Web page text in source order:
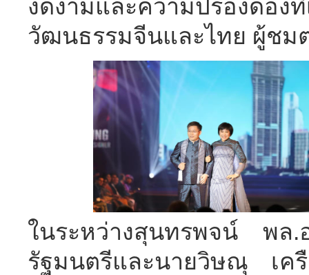
งดงามและความปรองดอง
วัฒนธรรมจีนและไทย ผู้ชม
ในระหว่างสุนทรพจน์ พ
รัฐมนตรีและนายวิษณุ เค